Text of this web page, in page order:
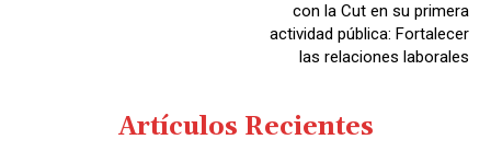
con la Cut en su primera
actividad pública: Fortalecer
las relaciones laborales
Artículos Recientes